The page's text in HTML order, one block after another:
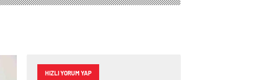
HIZLI YORUM YAP